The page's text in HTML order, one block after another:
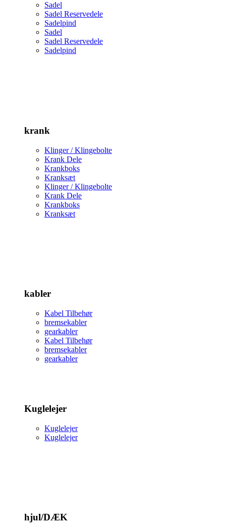
Sadel
Sadel Reservedele
Sadelpind
Sadel
Sadel Reservedele
Sadelpind
krank
Klinger / Klingebolte
Krank Dele
Krankboks
Kranksæt
Klinger / Klingebolte
Krank Dele
Krankboks
Kranksæt
kabler
Kabel Tilbehør
bremsekabler
gearkabler
Kabel Tilbehør
bremsekabler
gearkabler
Kuglelejer
Kuglelejer
Kuglelejer
hjul/DÆK